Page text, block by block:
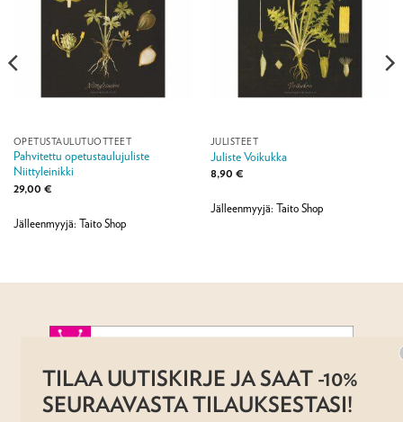
OPETUSTAULUTUOTTEET
Pahvitettu opetustaulujuliste
Niittyleinikki
29,00 €
Jälleenmyyjä: Taito Shop
JULISTEET
Juliste Voikukka
8,90 €
Jälleenmyyjä: Taito Shop
AJANKOHTAISTA MYYMÄLÄT
OTA YHTEYTTÄ
REKISTERISELOSTE
EVÄSTESELOSTE
TILAA UUTISKIRJE JA SAAT -10%
SEURAAVASTA TILAUKSESTASI!